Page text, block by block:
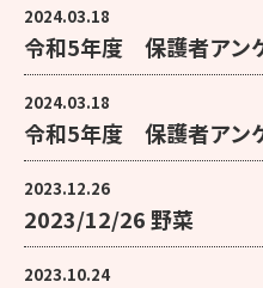
2024.03.18
令和5年度 保護者ア
2024.03.18
令和5年度 保護者ア
2023.12.26
2023/12/26 野菜
2023.10.24